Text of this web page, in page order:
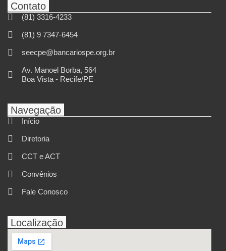
Contato
(81) 3316-4233
(81) 9 7347-6454
seecpe@bancariospe.org.br
Av. Manoel Borba, 564
Boa Vista - Recife/PE
Navegação
Início
Diretoria
CCT e ACT
Convênios
Fale Conosco
Localização